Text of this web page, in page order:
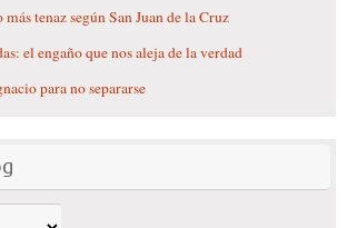
tenaz según San Juan de la Cruz
el engaño que nos aleja de la verdad
para no separarse